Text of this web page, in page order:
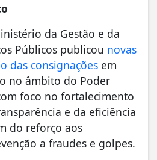
da Gestão e da
Públicos publicou novas
das consignações em
no âmbito do Poder
foco no fortalecimento
e da eficiência
do reforço aos
a fraudes e golpes.